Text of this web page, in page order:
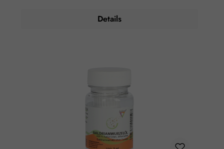
Waschen in die feuchte Haut einmassieren.
Details